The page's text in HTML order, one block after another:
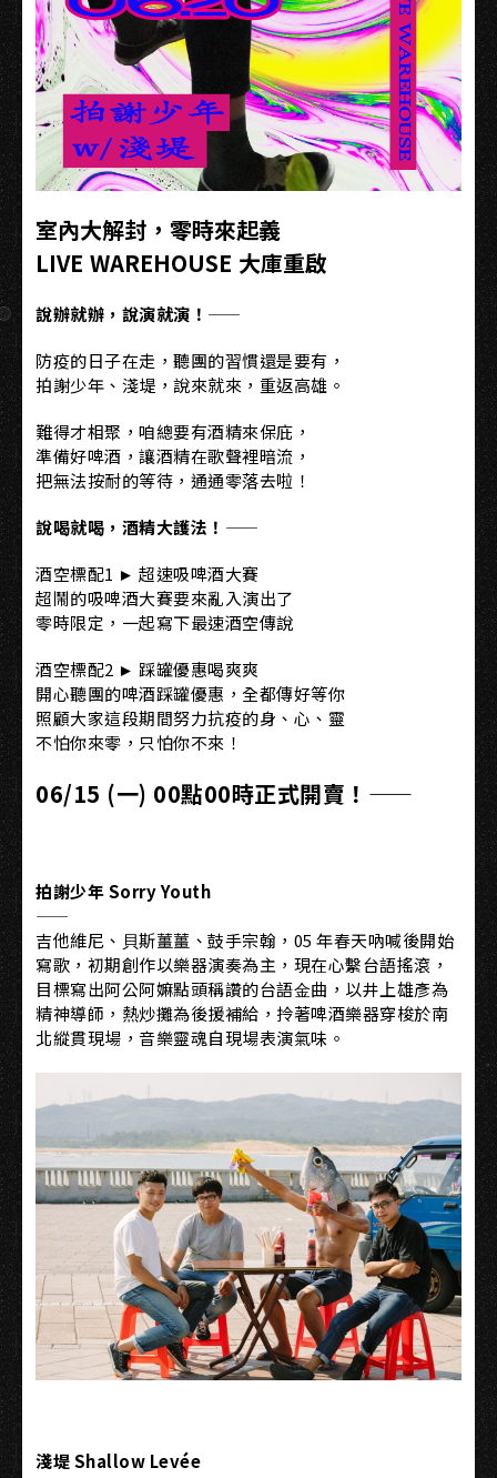
室內大解封，零時來起義
LIVE WAREHOUSE 大庫重啟
說辦就辦，說演就演！——
防疫的日子在走，聽團的習慣還是要有，
拍謝少年、淺堤，說來就來，重返高雄。
難得才相聚，咱總要有酒精來保庇，
準備好啤酒，讓酒精在歌聲裡暗流，
把無法按耐的等待，通通零落去啦！
說喝就喝，酒精大護法！——
酒空標配1 ► 超速吸啤酒⼤賽
超鬧的吸啤酒⼤賽要來亂入演出了
零時限定，⼀起寫下最速酒空傳說
酒空標配2 ► 踩罐優惠喝爽爽
開心聽團的啤酒踩罐優惠，全都傳好等你
照顧大家這段期間努⼒抗疫的身、心、靈
不怕你來零，只怕你不來！
06/15 (一) 00點00時正式開賣！——
拍謝少年 Sorry Youth
——
吉他維尼、⾙斯薑薑、鼓手宗翰，05 年春天吶喊後開始
寫歌，初期創作以樂器演奏為主，現在心繫台語搖滾，
目標寫出阿公阿嫲點頭稱讚的台語⾦曲，以井上雄彥為
精神導師，熱炒攤為後援補給，拎著啤酒樂器穿梭於南
北縱貫現場，音樂靈魂自現場表演氣味。
淺堤 Shallow Levée